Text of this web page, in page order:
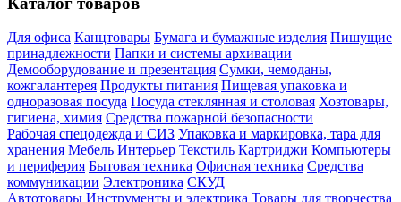
Для офиса Канцтовары Бумага и бумажные изделия Пишущие
принадлежности Папки и системы архивации
Демооборудование и презентация Сумки, чемоданы,
кожгалантерея Продукты питания Пищевая упаковка и
одноразовая посуда Посуда стеклянная и столовая Хозтовары,
гигиена, химия Средства пожарной безопасности
Рабочая спецодежда и СИЗ Упаковка и маркировка, тара для
хранения Мебель Интерьер Текстиль Картриджи Компьютеры
и периферия Бытовая техника Офисная техника Средства
коммуникации Электроника СКУД
Автотовары Инструменты и электрика Товары для творчества